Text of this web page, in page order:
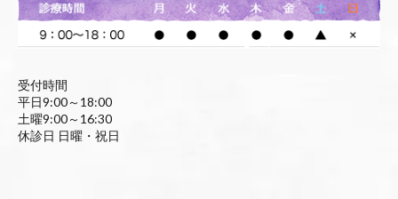
受付時間
平日9:00～18:00
土曜9:00～16:30
休診日 日曜・祝日